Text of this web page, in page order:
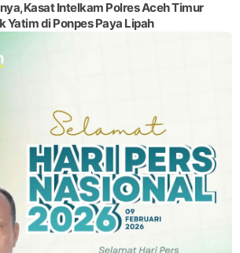
Intelkam Polres Aceh Timur
Yatim di Ponpes Paya Lipah